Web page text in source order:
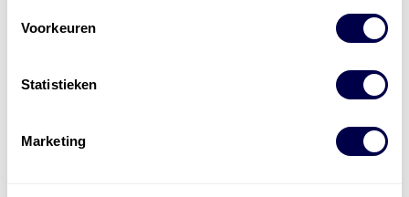
Voorkeuren
Statistieken
Marketing